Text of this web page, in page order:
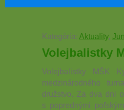
Kategória: Aktuality,
Volejbalistky
Volejbalistky MŠK
medzinárodného
družstvo. Za dva dni
s poprednými